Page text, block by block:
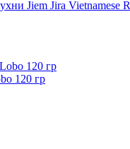
Jiem Jira Vietnamese
120 гр